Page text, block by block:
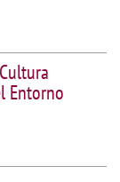
Entorno